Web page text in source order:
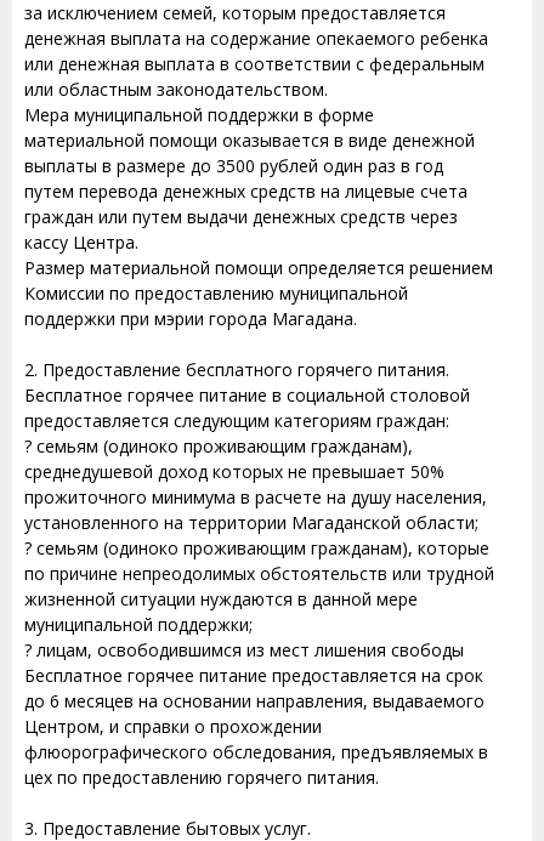
за исключением семей, которым предоставляется
денежная выплата на содержание опекаемого ребенка
или денежная выплата в соответствии с федеральным
или областным законодательством.
Мера муниципальной поддержки в форме
материальной помощи оказывается в виде денежной
выплаты в размере до 3500 рублей один раз в год
путем перевода денежных средств на лицевые счета
граждан или путем выдачи денежных средств через
кассу Центра.
Размер материальной помощи определяется решением
Комиссии по предоставлению муниципальной
поддержки при мэрии города Магадана.
2. Предоставление бесплатного горячего питания.
Бесплатное горячее питание в социальной столовой
предоставляется следующим категориям граждан:
? семьям (одиноко проживающим гражданам),
среднедушевой доход которых не превышает 50%
прожиточного минимума в расчете на душу населения,
установленного на территории Магаданской области;
? семьям (одиноко проживающим гражданам), которые
по причине непреодолимых обстоятельств или трудной
жизненной ситуации нуждаются в данной мере
муниципальной поддержки;
? лицам, освободившимся из мест лишения свободы
Бесплатное горячее питание предоставляется на срок
до 6 месяцев на основании направления, выдаваемого
Центром, и справки о прохождении
флюорографического обследования, предъявляемых в
цех по предоставлению горячего питания.
3. Предоставление бытовых услуг.